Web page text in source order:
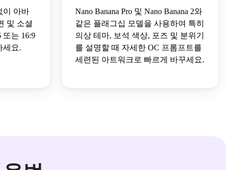
이 아바
및 소셜
또는 16:9
세요.
Nano Banana Pro 및 Nano Banana 2와
같은 플래그십 모델을 사용하여 특히
의상 테마, 보석 색상, 포즈 및 분위기
를 설명할 때 자세한 OC 프롬프트를
세련된 아트워크로 빠르게 바꾸세요.